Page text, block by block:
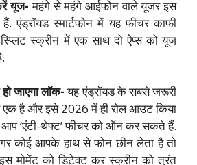
यूज- महंगे से महंगे आईफोन वाले यूजर इस
एंड्रॉयड स्मार्टफोन में यह फीचर काफी
स्क्रीन में एक साथ दो ऐप्स को यूज
जाएगा लॉक-यह एंड्रॉयड के सबसे जरूरी
एक है और इसे 2026 में ही रोल आउट किया
आप ‘एंटी-थेफ्ट’ फीचर को ऑन कर सकते हैं.
कोई आपके हाथ से फोन छीन लेता है तो
मोमेंट को डिटेक्ट कर स्क्रीन को तुरंत